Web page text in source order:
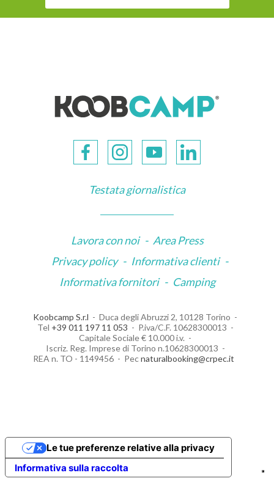
Testata giornalistica
Lavora con noi - Area Press
Privacy policy - Informativa clienti -
Informativa fornitori - Camping
Koobcamp S.r.l
Duca degli Abruzzi 2, 10128 Torino
Tel +39 011 197 11 053
P.iva/C.F. 10628300013
Capitale Sociale € 10.000 i.v.
Iscriz. Reg. Imprese di Torino n.10628300013
REA n. TO - 1149456
Pecnaturalbooking@crpec.it
Informativa sulla raccolta
Le tue preferenze relative alla privacy